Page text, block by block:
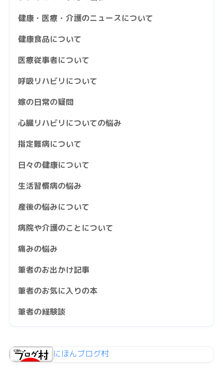
健康・医療・介護のニュースについて
健康食品について
医療従事者について
呼吸リハビリについて
嫁の日常の疑問
心臓リハビリについての悩み
指定難病について
日々の健康について
生活習慣病の悩み
産後の悩みについて
病院や介護のことについて
痛みの悩み
筆者のお出かけ記事
筆者のお気に入りの本
筆者の経験談
にほんブログ村